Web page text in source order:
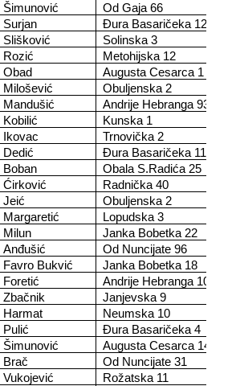
Šimunović
Od Gaja 66
Surjan
Đura Basaričeka 12
Slišković
Solinska 3
Rozić
Metohijska 12
Obad
Augusta Cesarca 1
Milošević
Obuljenska 2
Mandušić
Andrije Hebranga 93
Kobilić
Kunska 1
Ikovac
Trnovička 2
Dedić
Đura Basaričeka 11a
Boban
Obala S.Radića 25
Ćirković
Radnička 40
Jeić
Obuljenska 2
Margaretić
Lopudska 3
Milun
Janka Bobetka 22
Anđušić
Od Nuncijate 96
Favro Bukvić
Janka Bobetka 18
Foretić
Andrije Hebranga 10
Zbačnik
Janjevska 9
Harmat
Neumska 10
Pulić
Đura Basaričeka 4
Šimunović
Augusta Cesarca 14
Brač
Od Nuncijate 31
Vukojević
Rožatska 11